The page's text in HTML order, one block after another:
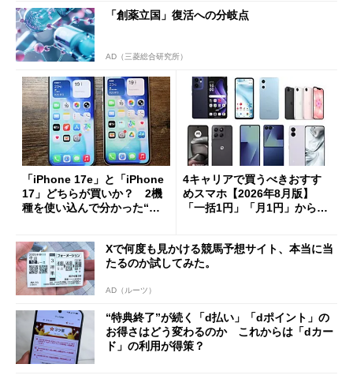
「創薬立国」復活への分岐点
AD（三菱総合研究所）
「iPhone 17e」と「iPhone
17」どちらが買いか？ 2機
種を使い込んで分かった“ス
4キャリアで買うべきおすす
めスマホ【2026年8月版】
「一括1円」「月1円」からお
Xで何度も見かける競馬予想サイト、本当に当
たるのか試してみた。
AD（ルーツ）
“特典終了”が続く「d払い」「dポイント」の
お得さはどう変わるのか これからは「dカー
ド」の利用が得策？